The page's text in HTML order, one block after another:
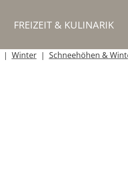
FREIZEIT & KULINARIK
Winter Schneehöhen &